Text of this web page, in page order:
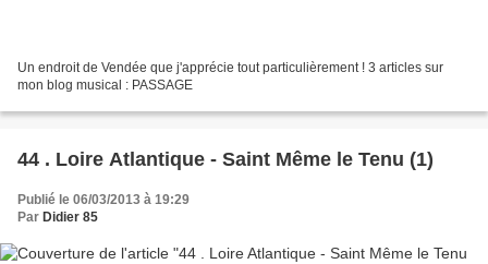
Un endroit de Vendée que j'apprécie tout particulièrement ! 3 articles sur
mon blog musical : PASSAGE
44 . Loire Atlantique - Saint Même le Tenu (1)
Publié le 06/03/2013 à 19:29
Par Didier 85